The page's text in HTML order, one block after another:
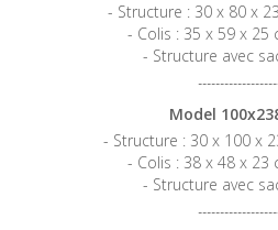
- Structure : 30 x 80 x
- Colis : 35 x 59 x 25
- Structure avec
Model
- Structure : 30 x 100 x
- Colis : 38 x 48 x 23
- Structure avec